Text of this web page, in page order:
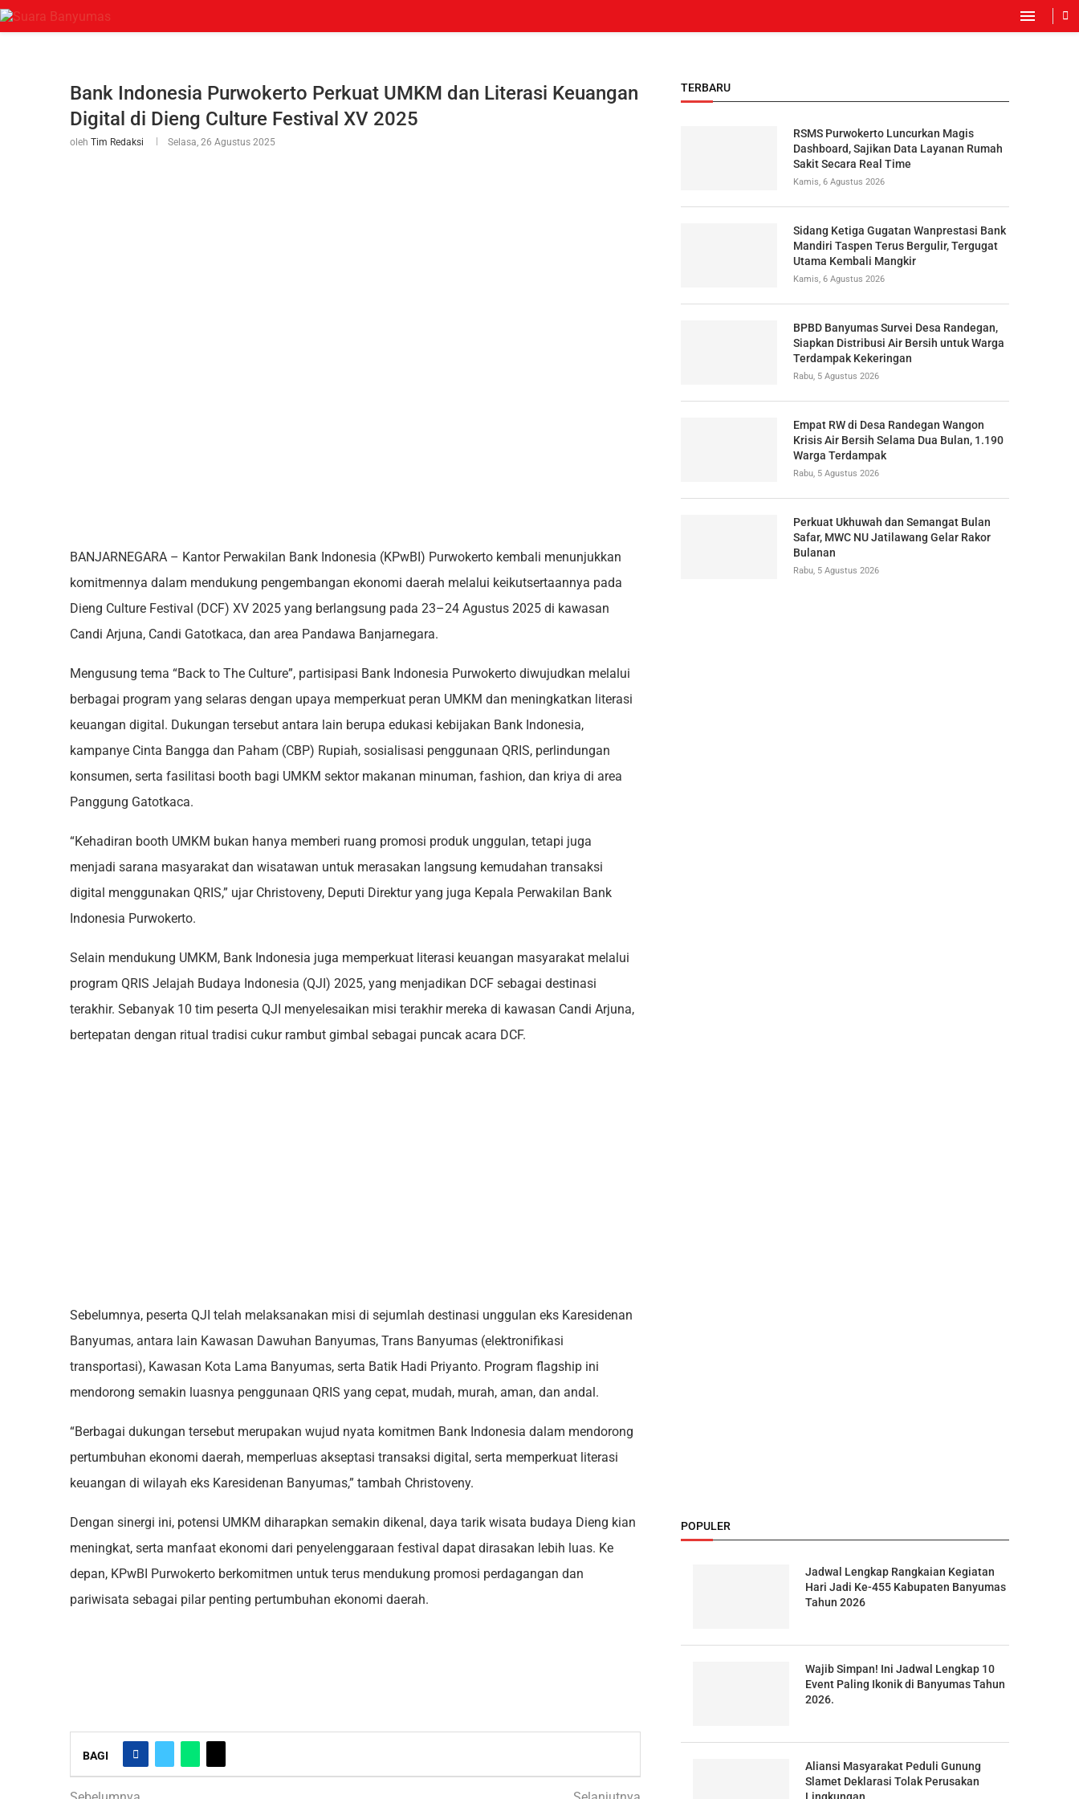
Bank Indonesia Purwokerto Perkuat UMKM dan Literasi Keuangan
Digital di Dieng Culture Festival XV 2025
oleh Tim Redaksi Selasa, 26 Agustus 2025
BANJARNEGARA – Kantor Perwakilan Bank Indonesia (KPwBI) Purwokerto kembali menunjukkan
komitmennya dalam mendukung pengembangan ekonomi daerah melalui keikutsertaannya pada
Dieng Culture Festival (DCF) XV 2025 yang berlangsung pada 23–24 Agustus 2025 di kawasan
Candi Arjuna, Candi Gatotkaca, dan area Pandawa Banjarnegara.
Mengusung tema “Back to The Culture”, partisipasi Bank Indonesia Purwokerto diwujudkan melalui
berbagai program yang selaras dengan upaya memperkuat peran UMKM dan meningkatkan literasi
keuangan digital. Dukungan tersebut antara lain berupa edukasi kebijakan Bank Indonesia,
kampanye Cinta Bangga dan Paham (CBP) Rupiah, sosialisasi penggunaan QRIS, perlindungan
konsumen, serta fasilitasi booth bagi UMKM sektor makanan minuman, fashion, dan kriya di area
Panggung Gatotkaca.
“Kehadiran booth UMKM bukan hanya memberi ruang promosi produk unggulan, tetapi juga
menjadi sarana masyarakat dan wisatawan untuk merasakan langsung kemudahan transaksi
digital menggunakan QRIS,” ujar Christoveny, Deputi Direktur yang juga Kepala Perwakilan Bank
Indonesia Purwokerto.
Selain mendukung UMKM, Bank Indonesia juga memperkuat literasi keuangan masyarakat melalui
program QRIS Jelajah Budaya Indonesia (QJI) 2025, yang menjadikan DCF sebagai destinasi
terakhir. Sebanyak 10 tim peserta QJI menyelesaikan misi terakhir mereka di kawasan Candi Arjuna,
bertepatan dengan ritual tradisi cukur rambut gimbal sebagai puncak acara DCF.
Sebelumnya, peserta QJI telah melaksanakan misi di sejumlah destinasi unggulan eks Karesidenan
Banyumas, antara lain Kawasan Dawuhan Banyumas, Trans Banyumas (elektronifikasi
transportasi), Kawasan Kota Lama Banyumas, serta Batik Hadi Priyanto. Program flagship ini
mendorong semakin luasnya penggunaan QRIS yang cepat, mudah, murah, aman, dan andal.
“Berbagai dukungan tersebut merupakan wujud nyata komitmen Bank Indonesia dalam mendorong
pertumbuhan ekonomi daerah, memperluas akseptasi transaksi digital, serta memperkuat literasi
keuangan di wilayah eks Karesidenan Banyumas,” tambah Christoveny.
Dengan sinergi ini, potensi UMKM diharapkan semakin dikenal, daya tarik wisata budaya Dieng kian
meningkat, serta manfaat ekonomi dari penyelenggaraan festival dapat dirasakan lebih luas. Ke
depan, KPwBI Purwokerto berkomitmen untuk terus mendukung promosi perdagangan dan
pariwisata sebagai pilar penting pertumbuhan ekonomi daerah.
BAGI
TERBARU
RSMS Purwokerto Luncurkan Magis
Dashboard, Sajikan Data Layanan Rumah
Sakit Secara Real Time
Kamis, 6 Agustus 2026
Sidang Ketiga Gugatan Wanprestasi Bank
Mandiri Taspen Terus Bergulir, Tergugat
Utama Kembali Mangkir
Kamis, 6 Agustus 2026
BPBD Banyumas Survei Desa Randegan,
Siapkan Distribusi Air Bersih untuk Warga
Terdampak Kekeringan
Rabu, 5 Agustus 2026
Empat RW di Desa Randegan Wangon
Krisis Air Bersih Selama Dua Bulan, 1.190
Warga Terdampak
Rabu, 5 Agustus 2026
Perkuat Ukhuwah dan Semangat Bulan
Safar, MWC NU Jatilawang Gelar Rakor
Bulanan
Rabu, 5 Agustus 2026
POPULER
Jadwal Lengkap Rangkaian Kegiatan
Hari Jadi Ke-455 Kabupaten Banyumas
Tahun 2026
Wajib Simpan! Ini Jadwal Lengkap 10
Event Paling Ikonik di Banyumas Tahun
2026.
Aliansi Masyarakat Peduli Gunung
Slamet Deklarasi Tolak Perusakan
Lingkungan